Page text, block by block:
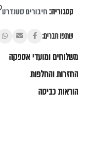
קטגוריה: חיבורים סטנדרט
שתפו חברים:
משלוחים ומועדי אספקה
החזרות והחלפות
הוראות כביסה